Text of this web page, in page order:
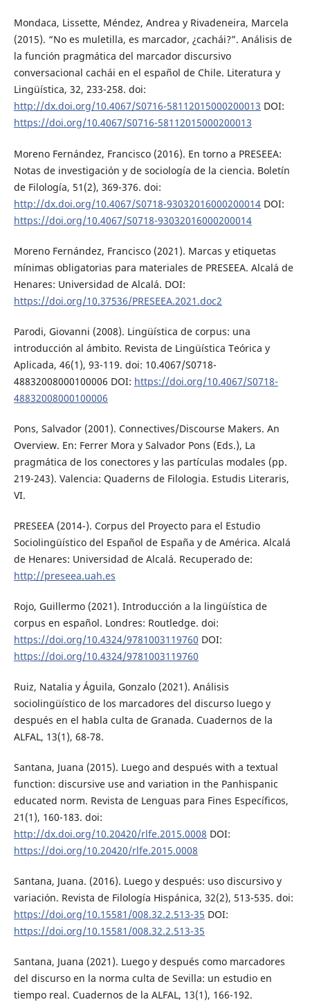
Mondaca, Lissette, Méndez, Andrea y Rivadeneira, Marcela
(2015). “No es muletilla, es marcador, ¿cachái?”. Análisis de
la función pragmática del marcador discursivo
conversacional cachái en el español de Chile. Literatura y
Lingüística, 32, 233-258. doi:
http://dx.doi.org/10.4067/S0716-58112015000200013 DOI:
https://doi.org/10.4067/S0716-58112015000200013
Moreno Fernández, Francisco (2016). En torno a PRESEEA:
Notas de investigación y de sociología de la ciencia. Boletín
de Filología, 51(2), 369-376. doi:
http://dx.doi.org/10.4067/S0718-93032016000200014DOI:
https://doi.org/10.4067/S0718-93032016000200014
Moreno Fernández, Francisco (2021). Marcas y etiquetas
mínimas obligatorias para materiales de PRESEEA. Alcalá de
Henares: Universidad de Alcalá. DOI:
https://doi.org/10.37536/PRESEEA.2021.doc2
Parodi, Giovanni (2008). Lingüística de corpus: una
introducción al ámbito. Revista de Lingüística Teórica y
Aplicada, 46(1), 93-119. doi: 10.4067/S0718-
48832008000100006 DOI: https://doi.org/10.4067/S0718-
48832008000100006
Pons, Salvador (2001). Connectives/Discourse Makers. An
Overview. En: Ferrer Mora y Salvador Pons (Eds.), La
pragmática de los conectores y las partículas modales (pp.
219-243). Valencia: Quaderns de Filologia. Estudis Literaris,
VI.
PRESEEA (2014-). Corpus del Proyecto para el Estudio
Sociolingüístico del Español de España y de América. Alcalá
de Henares: Universidad de Alcalá. Recuperado de:
http://preseea.uah.es
Rojo, Guillermo (2021). Introducción a la lingüística de
corpus en español. Londres: Routledge. doi:
https://doi.org/10.4324/9781003119760 DOI:
https://doi.org/10.4324/9781003119760
Ruiz, Natalia y Águila, Gonzalo (2021). Análisis
sociolingüístico de los marcadores del discurso luego y
después en el habla culta de Granada. Cuadernos de la
ALFAL, 13(1), 68-78.
Santana, Juana (2015). Luego and después with a textual
function: discursive use and variation in the Panhispanic
educated norm. Revista de Lenguas para Fines Específicos,
21(1), 160-183. doi:
http://dx.doi.org/10.20420/rlfe.2015.0008 DOI:
https://doi.org/10.20420/rlfe.2015.0008
Santana, Juana. (2016). Luego y después: uso discursivo y
variación. Revista de Filología Hispánica, 32(2), 513-535. doi:
https://doi.org/10.15581/008.32.2.513-35 DOI:
https://doi.org/10.15581/008.32.2.513-35
Santana, Juana (2021). Luego y después como marcadores
del discurso en la norma culta de Sevilla: un estudio en
tiempo real. Cuadernos de la ALFAL, 13(1), 166-192.